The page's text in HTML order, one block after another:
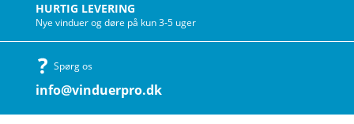
HURTIG LEVERING
Nye vinduer og døre på kun 3-5 uger
Spørg os
info@vinduerpro.dk